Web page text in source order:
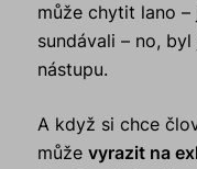
může chytit lano –
sundávali – no,
nástupu.
A když si chce
můževyrazit na